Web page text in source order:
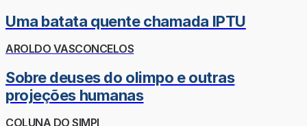
Uma batata quente chamada IPTU
AROLDO VASCONCELOS
Sobre deuses do olimpo e outras
projeções humanas
COLUNA DO SIMPI